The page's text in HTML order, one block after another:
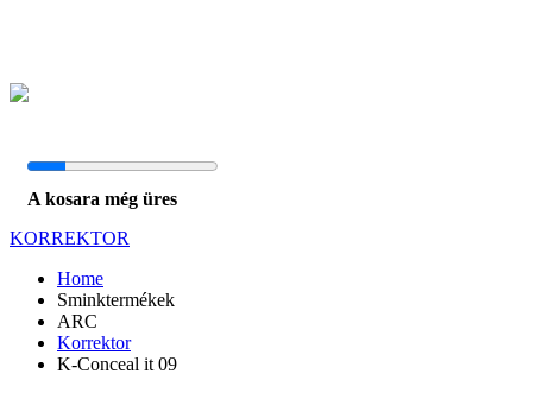
A kosara még üres
KORREKTOR
Home
Sminktermékek
ARC
Korrektor
K-Conceal it 09